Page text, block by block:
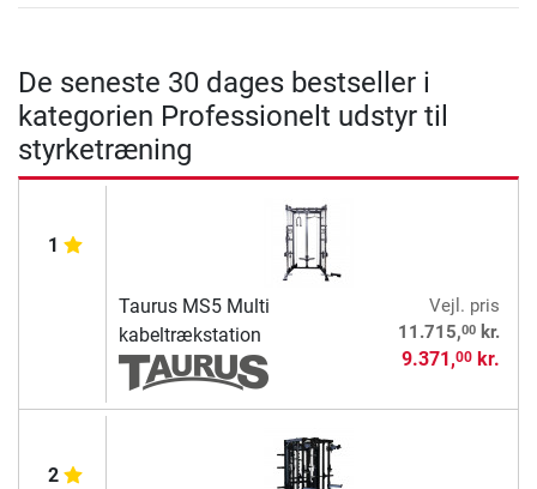
De seneste 30 dages bestseller i
kategorien Professionelt udstyr til
styrketræning
1
Taurus MS5 Multi
kabeltrækstation
Vejl. pris
11.715,00kr.
9.371,00kr.
2